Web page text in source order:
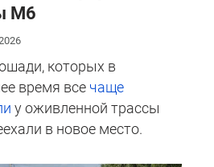
М6
которых в
время все чаще
у оживленной трассы
в новое место.